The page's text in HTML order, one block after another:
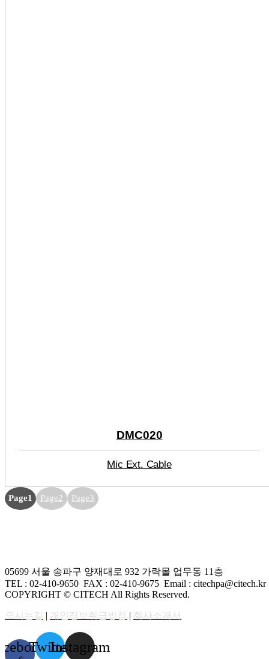
DMC020
Mic Ext. Cable
Page1 Page2 Page3
05699 서울 송파구 양재대로 932 가락몰 업무동 11층
TEL : 02-410-9650 FAX : 02-410-9675 Email : citechpa@citech.kr
COPYRIGHT © CITECH All Rights Reserved.
오시는길 | 개인정보취급방침 | 회사소개서
TwitterInstagram